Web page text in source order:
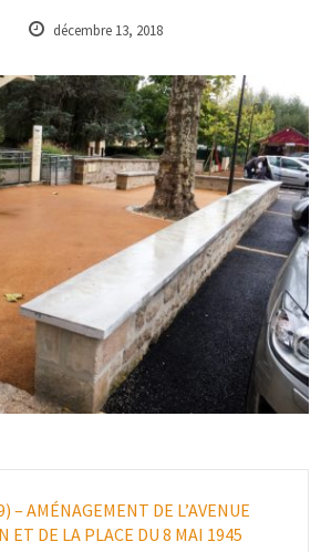
décembre 13, 2018
– AMÉNAGEMENT DE L’AVENUE
ET DE LA PLACE DU 8 MAI 1945